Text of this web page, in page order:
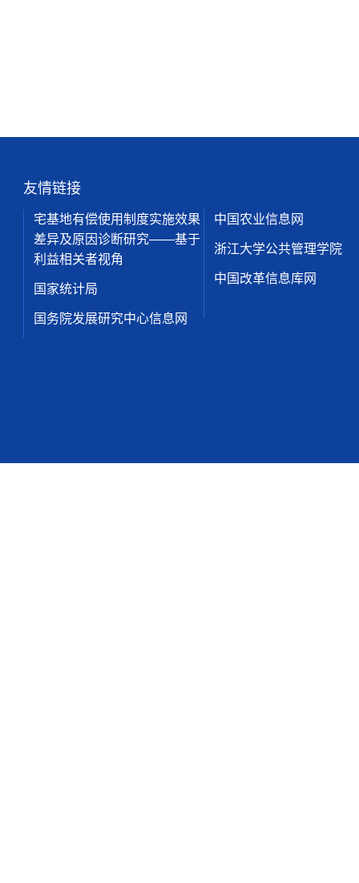
友情链接
宅基地有偿使用制度实施效果
差异及原因诊断研究——基于
利益相关者视角
国家统计局
国务院发展研究中心信息网
中国农业信息网
浙江大学公共管理学院
中国改革信息库网